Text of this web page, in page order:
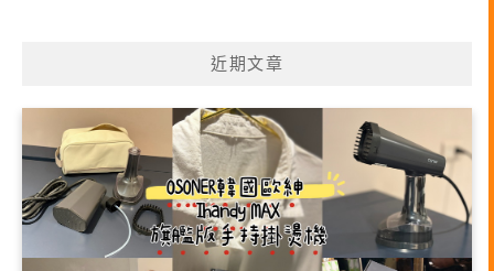
近期文章